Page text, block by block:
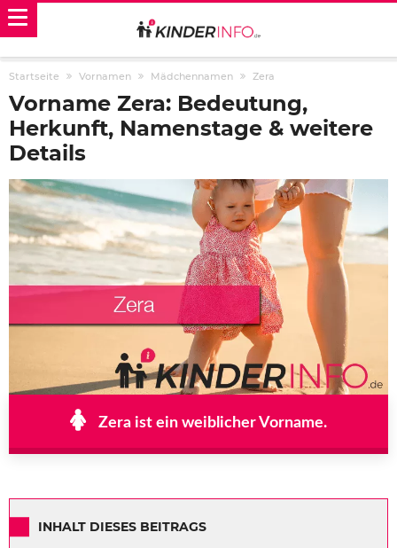
Startseite Vornamen Mädchennamen Zera
Vorname Zera: Bedeutung,
Herkunft, Namenstage & weitere
Details
Zera ist ein weiblicher Vorname.
INHALT DIESES BEITRAGS